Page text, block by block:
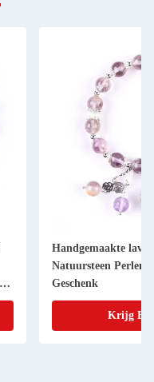
Handgemaakte
Natuursteen Perlen
Geschenk
Krijg